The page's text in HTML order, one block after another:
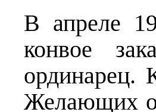
В апреле
конвое
ординарец.
Желающих